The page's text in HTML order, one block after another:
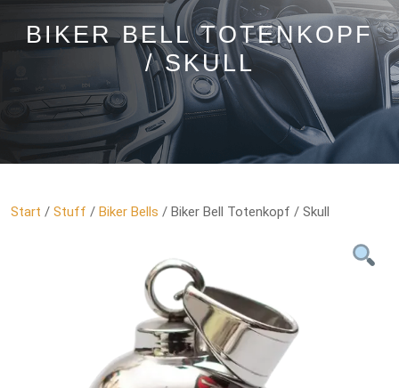
BIKER BELL TOTENKOPF
/ SKULL
Start / Stuff / Biker Bells / Biker Bell Totenkopf / Skull